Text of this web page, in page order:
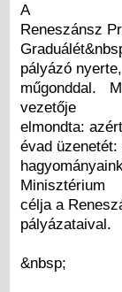
A
Reneszánsz
pályázó
műgonddal.
vezetője
elmondta:
évad
Minisztérium
célja a
pályázataival.
&nbsp;